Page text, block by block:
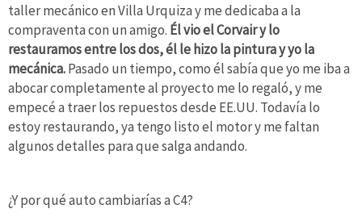
taller mecánico en Villa Urquiza y me dedicaba a la
compraventa con un amigo. Él vio el Corvair y lo
restauramos entre los dos, él le hizo la pintura y yo la
mecánica.Pasado un tiempo, como él sabía que yo me iba a
abocar completamente al proyecto me lo regaló, y me
empecé a traer los repuestos desde EE.UU. Todavía lo
estoy restaurando, ya tengo listo el motor y me faltan
algunos detalles para que salga andando.
¿Y por qué auto cambiarías a C4?